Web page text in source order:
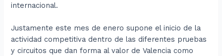
internacional.
Justamente este mes de enero supone el inicio de la
actividad competitiva dentro de las diferentes pruebas
y circuitos que dan forma al valor de Valencia como